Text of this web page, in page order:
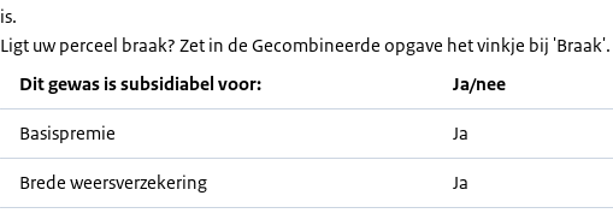
is.
Ligt uw perceel braak? Zet in de Gecombineerde opgave het vinkje bij 'Braak'.
Dit gewas is subsidiabel voor:
Ja/nee
Basispremie Ja
Brede weersverzekering Ja